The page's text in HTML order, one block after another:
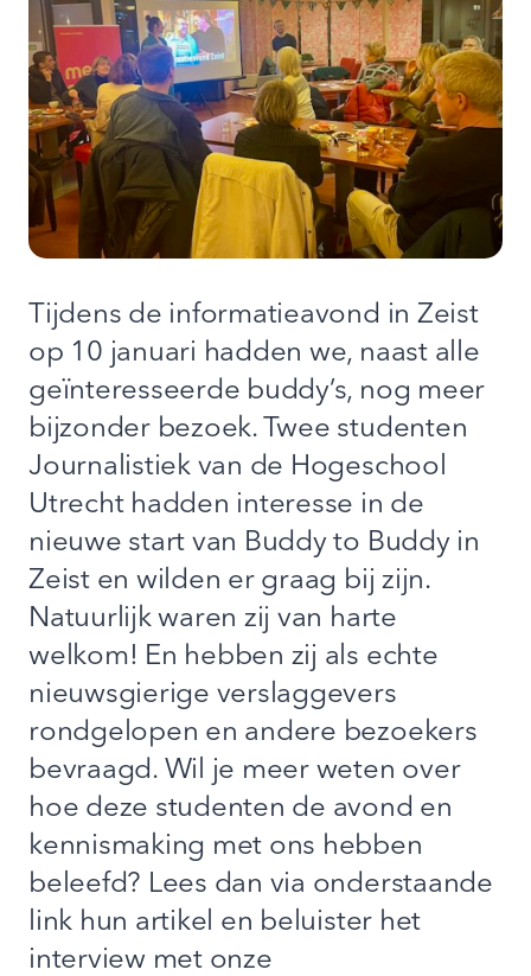
Tijdens de informatieavond in Zeist
op 10 januari hadden we, naast alle
geïnteresseerde buddy’s, nog meer
bijzonder bezoek. Twee studenten
Journalistiek van de Hogeschool
Utrecht hadden interesse in de
nieuwe start van Buddy to Buddy in
Zeist en wilden er graag bij zijn.
Natuurlijk waren zij van harte
welkom! En hebben zij als echte
nieuwsgierige verslaggevers
rondgelopen en andere bezoekers
bevraagd. Wil je meer weten over
hoe deze studenten de avond en
kennismaking met ons hebben
beleefd? Lees dan via onderstaande
link hun artikel en beluister het
interview met onze